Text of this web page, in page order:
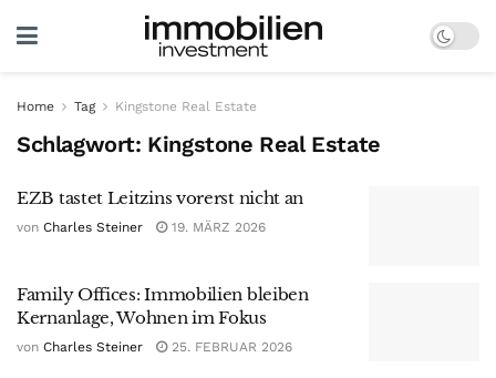
Home Tag Kingstone Real Estate
Schlagwort: Kingstone Real Estate
EZB tastet Leitzins vorerst nicht an
von Charles Steiner 19. MÄRZ 2026
Family Offices: Immobilien bleiben
Kernanlage, Wohnen im Fokus
von Charles Steiner 25. FEBRUAR 2026